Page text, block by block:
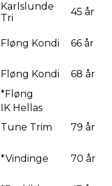
Karlslunde
Tri
45 år
Fløng Kondi 66 år
Fløng Kondi
68 år
*Fløng
IK Hellas
Tune Trim 79 år
*Vindinge 70 år